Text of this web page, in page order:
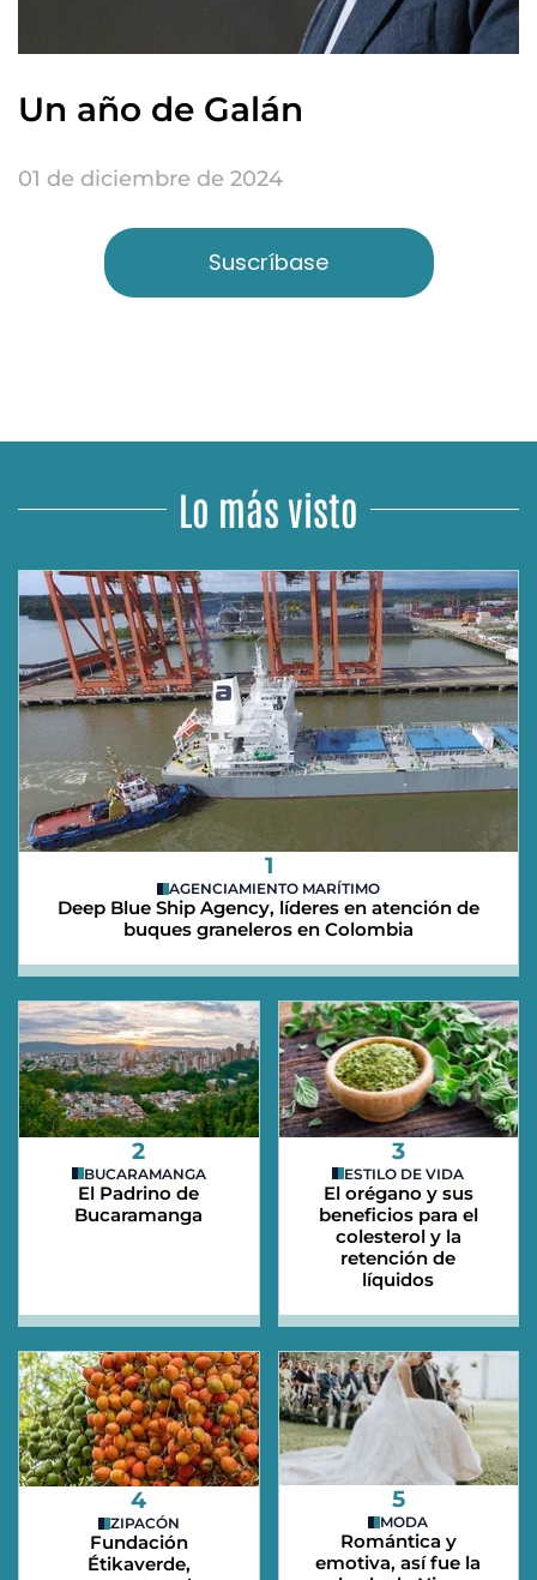
Un año de Galán
01 de diciembre de 2024
Suscríbase
Lo más visto
1
AGENCIAMIENTO MARÍTIMO
Deep Blue Ship Agency, líderes en atención de
buques graneleros en Colombia
2
BUCARAMANGA
El Padrino de
Bucaramanga
3
ESTILO DE VIDA
El orégano y sus
beneficios para el
colesterol y la
retención de
líquidos
4
ZIPACÓN
Fundación
Étikaverde,
5
MODA
Romántica y
emotiva, así fue la